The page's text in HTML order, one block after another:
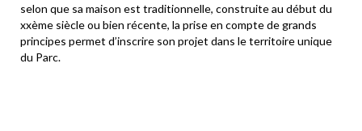
selon que sa maison est traditionnelle, construite au début du
xxème siècle ou bien récente, la prise en compte de grands
principes permet d’inscrire son projet dans le territoire unique
du Parc.